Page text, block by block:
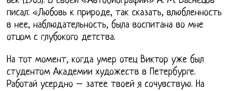
писал: «Любовь к природе, так сказать, влюбленность
в нее, наблюдательность, была воспитана во мне
отцом с глубокого детства.
На тот момент, когда умер отец Виктор уже был
студентом Академии художеств в Петербурге.
Работай усердно – затее твоей я сочувствую. На